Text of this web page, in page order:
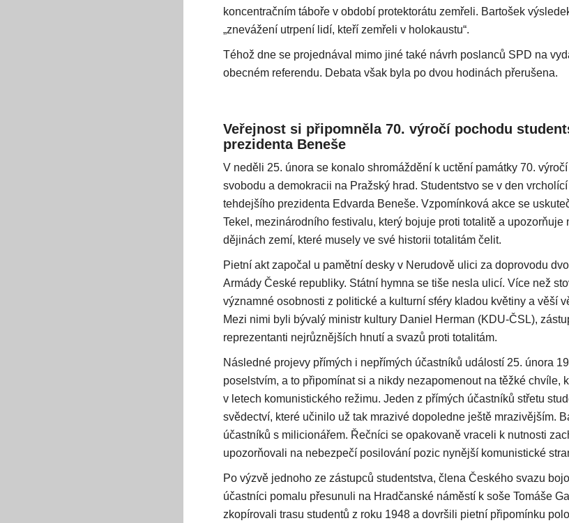
koncentračním táboře v období protektorátu zemřeli. Bartošek
„znevážení utrpení lidí, kteří zemřeli v holokaustu“.
Téhož dne se projednával mimo jiné také návrh poslanců SPD na
obecném referendu. Debata však byla po dvou hodinách přerušena.
Veřejnost si připomněla 70. výročí pochodu
prezidenta Beneše
V neděli 25. února se konalo shromáždění k uctění památky 70.
svobodu a demokracii na Pražský hrad. Studentstvo se v den
tehdejšího prezidenta Edvarda Beneše. Vzpomínková akce se
Tekel, mezinárodního festivalu, který bojuje proti totalitě a upozorňuje
dějinách zemí, které musely ve své historii totalitám čelit.
Pietní akt započal u pamětní desky v Nerudově ulici za doprovodu
Armády České republiky. Státní hymna se tiše nesla ulicí. Více než
významné osobnosti z politické a kulturní sféry kladou květiny a věší
Mezi nimi byli bývalý ministr kultury Daniel Herman (KDU-ČSL),
reprezentanti nejrůznějších hnutí a svazů proti totalitám.
Následné projevy přímých i nepřímých účastníků událostí 25. února
poselstvím, a to připomínat si a nikdy nezapomenout na těžké chvíle,
v letech komunistického režimu. Jeden z přímých účastníků střetu
svědectví, které učinilo už tak mrazivé dopoledne ještě mrazivějším.
účastníků s milicionářem. Řečníci se opakovaně vraceli k nutnosti
upozorňovali na nebezpečí posilování pozic nynější komunistické
Po výzvě jednoho ze zástupců studentstva, člena Českého svazu
účastníci pomalu přesunuli na Hradčanské náměstí k soše Tomáše
zkopírovali trasu studentů z roku 1948 a dovršili pietní připomínku